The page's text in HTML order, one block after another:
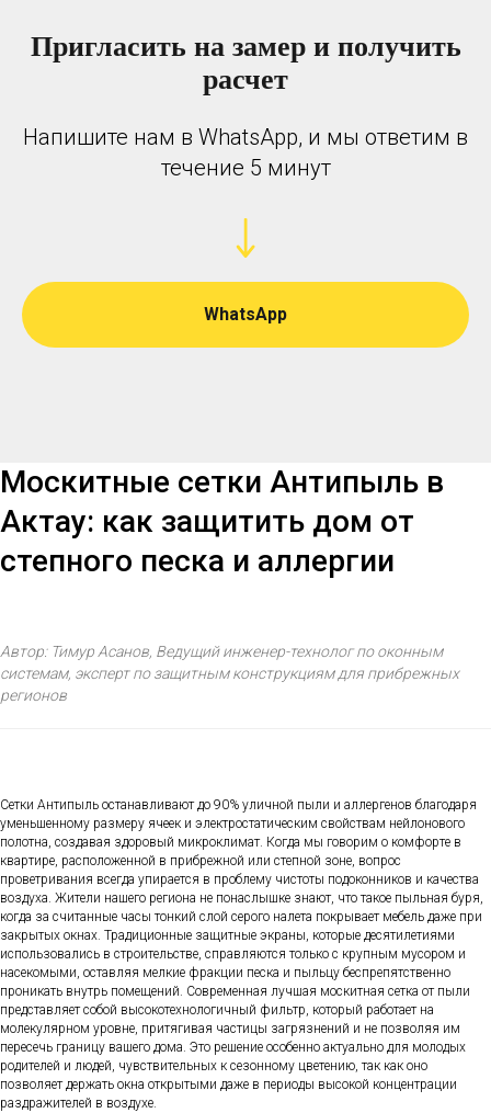
Пригласить на замер и получить
расчет
Напишите нам в WhatsApp, и мы ответим в
течение 5 минут
WhatsApp
Москитные сетки Антипыль в
Актау: как защитить дом от
степного песка и аллергии
Автор: Тимур Асанов, Ведущий инженер-технолог по оконным
системам, эксперт по защитным конструкциям для прибрежных
регионов
Сетки Антипыль останавливают до 90% уличной пыли и аллергенов благодаря
уменьшенному размеру ячеек и электростатическим свойствам нейлонового
полотна, создавая здоровый микроклимат. Когда мы говорим о комфорте в
квартире, расположенной в прибрежной или степной зоне, вопрос
проветривания всегда упирается в проблему чистоты подоконников и качества
воздуха. Жители нашего региона не понаслышке знают, что такое пыльная буря,
когда за считанные часы тонкий слой серого налета покрывает мебель даже при
закрытых окнах. Традиционные защитные экраны, которые десятилетиями
использовались в строительстве, справляются только с крупным мусором и
насекомыми, оставляя мелкие фракции песка и пыльцу беспрепятственно
проникать внутрь помещений. Современная лучшая москитная сетка от пыли
представляет собой высокотехнологичный фильтр, который работает на
молекулярном уровне, притягивая частицы загрязнений и не позволяя им
пересечь границу вашего дома. Это решение особенно актуально для молодых
родителей и людей, чувствительных к сезонному цветению, так как оно
позволяет держать окна открытыми даже в периоды высокой концентрации
раздражителей в воздухе.